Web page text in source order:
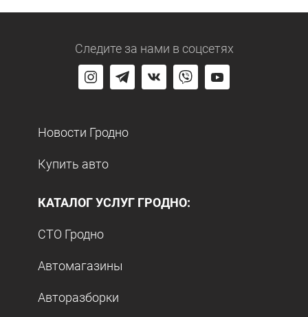
Следите за нами в соцсетях
Новости Гродно
Купить авто
КАТАЛОГ УСЛУГ ГРОДНО:
СТО Гродно
Автомагазины
Авторазборки